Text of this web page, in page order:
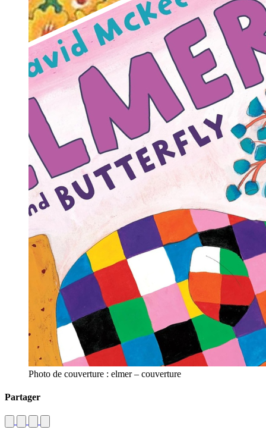
Photo de couverture : elmer – couverture
Partager